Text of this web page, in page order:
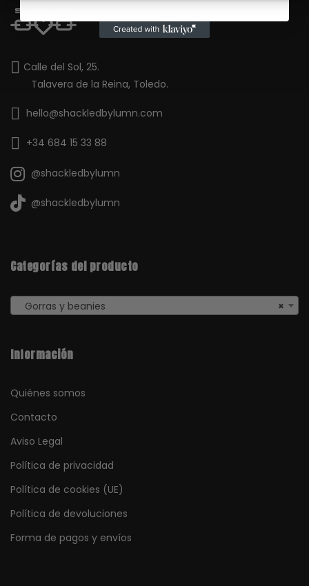
Calle del Sol, 25.
Talavera de la Reina, Toledo.
hello@shackledbylumn.com
+34 684 15 33 88
@shackledbylumn
@shackledbylumn
Categorías del producto
×
Gorras y beanies
Información
Quiénes somos
Contacto
Aviso Legal
Política de privacidad
Política de cookies (UE)
Política de devoluciones
Forma de pagos y envíos